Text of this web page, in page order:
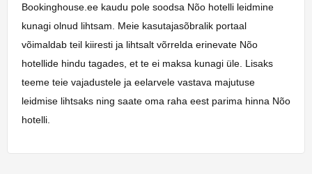
Bookinghouse.ee kaudu pole soodsa Nõo hotelli leidmine
kunagi olnud lihtsam. Meie kasutajasõbralik portaal
võimaldab teil kiiresti ja lihtsalt võrrelda erinevate Nõo
hotellide hindu tagades, et te ei maksa kunagi üle. Lisaks
teeme teie vajadustele ja eelarvele vastava majutuse
leidmise lihtsaks ning saate oma raha eest parima hinna Nõo
hotelli.